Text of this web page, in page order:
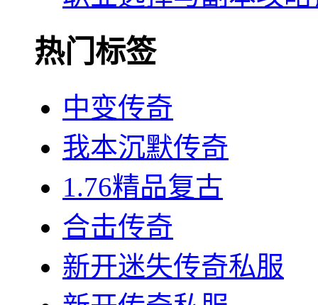
热门标签
中变传奇
我本沉默传奇
1.76精品复古
合击传奇
新开迷失传奇私服